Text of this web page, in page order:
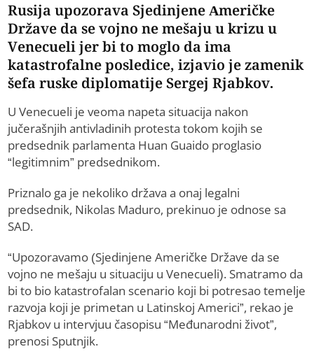
Rusija upozorava Sjedinjene Američke
Države da se vojno ne mešaju u krizu u
Venecueli jer bi to moglo da ima
katastrofalne posledice, izjavio je zamenik
šefa ruske diplomatije Sergej Rjabkov.
U Venecueli je veoma napeta situacija nakon
jučerašnjih antivladinih protesta tokom kojih se
predsednik parlamenta Huan Guaido proglasio
“legitimnim” predsednikom.
Priznalo ga je nekoliko država a onaj legalni
predsednik, Nikolas Maduro, prekinuo je odnose sa
SAD.
“Upozoravamo (Sjedinjene Američke Države da se
vojno ne mešaju u situaciju u Venecueli). Smatramo da
bi to bio katastrofalan scenario koji bi potresao temelje
razvoja koji je primetan u Latinskoj Americi”, rekao je
Rjabkov u intervjuu časopisu “Međunarodni život”,
prenosi Sputnjik.